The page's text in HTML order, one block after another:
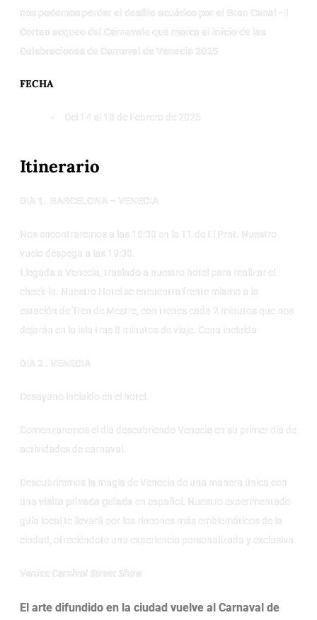
nos podemos perder el desfile acuático por el Gran Canal -Il
Corteo acqueo del Carnevale que marca el inicio de las
Celebraciones de Carnaval de Venecia 2025
FECHA
Del 14 al 18 de Febrero de 2025
Itinerario
DIA 1. BARCELONA – VENECIA
Nos encontraremos a las 16:30 en la T1 de El Prat. Nuestro
vuelo despega a las 19:30.
Llegada a Venecia, traslado a nuestro hotel para realizar el
check-in. Nuestro Hotel se encuentra frente mismo a la
estación de Tren de Mestre, con trenes cada 2 minutos que nos
dejarán en la isla tras 8 minutos de viaje. Cena incluida
DIA 2 . VENECIA
Desayuno incluido en el hotel.
Comenzaremos el día descubriendo Venecia en su primer día de
actividades de carnaval.
Descubriremos la magia de Venecia de una manera única con
una visita privada guiada en español. Nuestro experimentado
guía local te llevará por los rincones más emblemáticos de la
ciudad, ofreciéndote una experiencia personalizada y exclusiva.
Venice Carnival Street Show
El arte difundido en la ciudad vuelve al Carnaval de